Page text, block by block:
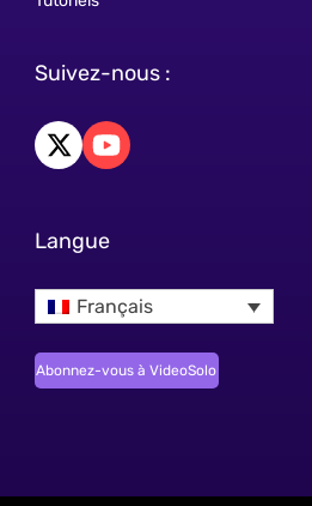
Suivez-nous :
Langue
Français
Abonnez-vous à VideoSolo